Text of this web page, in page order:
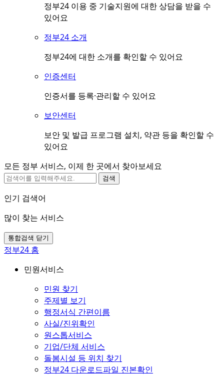
정부24 이용 중 기술지원에 대한 상담을 받을 수
있어요
정부24 소개
정부24에 대한 소개를 확인할 수 있어요
인증센터
인증서를 등록·관리할 수 있어요
보안센터
보안 및 발급 프로그램 설치, 약관 등을 확인할 수
있어요
모든 정부 서비스, 이제 한 곳에서 찾아보세요
검색
인기 검색어
많이 찾는 서비스
통합검색 닫기
정부24 홈
민원서비스
민원 찾기
주제별 보기
행정서식 간편이름
사실/진위확인
원스톱서비스
기업/단체 서비스
돌봄시설 등 위치 찾기
정부24 다운로드파일 진본확인